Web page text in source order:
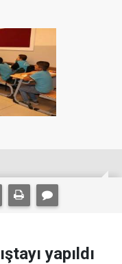
yapıldı